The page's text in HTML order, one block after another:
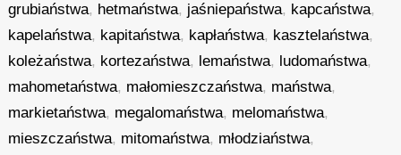
grubiaństwa, hetmaństwa, jaśniepaństwa, kapcaństwa,
kapelaństwa, kapitaństwa, kapłaństwa, kasztelaństwa,
koleżaństwa, kortezaństwa, lemaństwa, ludomaństwa,
mahometaństwa, małomieszczaństwa, maństwa,
markietaństwa, megalomaństwa, melomaństwa,
mieszczaństwa, mitomaństwa, młodziaństwa,